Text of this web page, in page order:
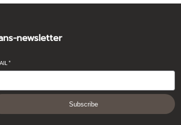
newsletter
*
Subscribe